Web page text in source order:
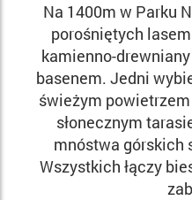
Na 1400m w Parku
porośniętych
kamienno-
basenem. Jedni
świeżym
słonecznym
mnóstwa górskich
Wszystkich łączy